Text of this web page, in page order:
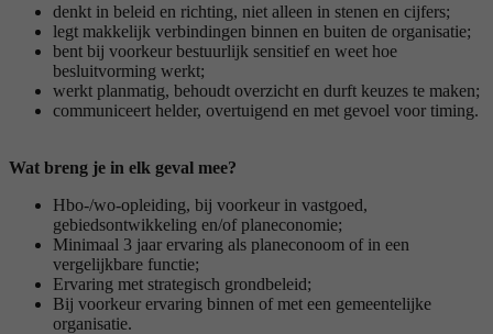
denkt in beleid en richting, niet alleen in stenen en cijfers;
legt makkelijk verbindingen binnen en buiten de organisatie;
bent bij voorkeur bestuurlijk sensitief en weet hoe
besluitvorming werkt;
werkt planmatig, behoudt overzicht en durft keuzes te maken;
communiceert helder, overtuigend en met gevoel voor timing.
Wat breng je in elk geval mee?
Hbo-/wo-opleiding, bij voorkeur in vastgoed,
gebiedsontwikkeling en/of planeconomie;
Minimaal 3 jaar ervaring als planeconoom of in een
vergelijkbare functie;
Ervaring met strategisch grondbeleid;
Bij voorkeur ervaring binnen of met een gemeentelijke
organisatie.